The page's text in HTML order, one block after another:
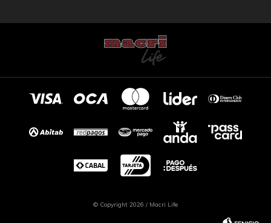
© Copyright 2026 / Macri Life